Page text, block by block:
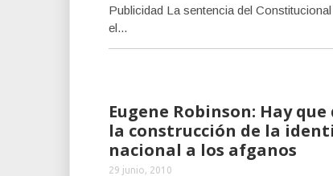
Publicidad La sentencia del
el...
Eugene Robinson: Hay
la construcción de la
nacional a los afganos
29 junio, 2010